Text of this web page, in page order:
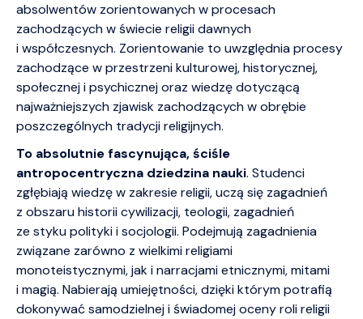
absolwentów zorientowanych w procesach
zachodzących w świecie religii dawnych
i współczesnych. Zorientowanie to uwzględnia procesy
zachodzące w przestrzeni kulturowej, historycznej,
społecznej i psychicznej oraz wiedzę dotyczącą
najważniejszych zjawisk zachodzących w obrębie
poszczególnych tradycji religijnych.
To absolutnie fascynująca, ściśle
antropocentryczna dziedzina nauki. Studenci
zgłębiają wiedzę w zakresie religii, uczą się zagadnień
z obszaru historii cywilizacji, teologii, zagadnień
ze styku polityki i socjologii. Podejmują zagadnienia
związane zarówno z wielkimi religiami
monoteistycznymi, jak i narracjami etnicznymi, mitami
i magią. Nabierają umiejętności, dzięki którym potrafią
dokonywać samodzielnej i świadomej oceny roli religii